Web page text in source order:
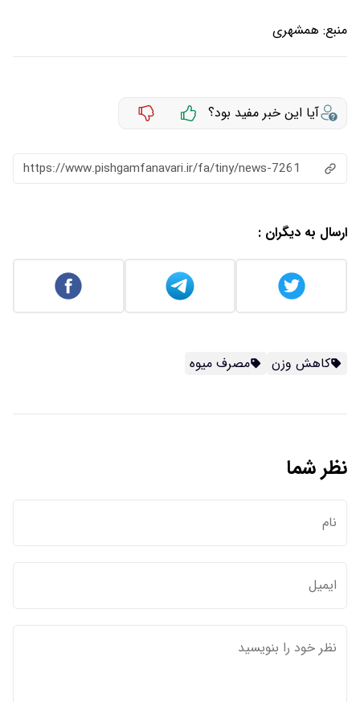
منبع: همشهری
آیا این خبر مفید بود؟
https://www.pishgamfanavari.ir/fa/tiny/news-7261
ارسال به دیگران :
کاهش وزن مصرف میوه
نظر شما